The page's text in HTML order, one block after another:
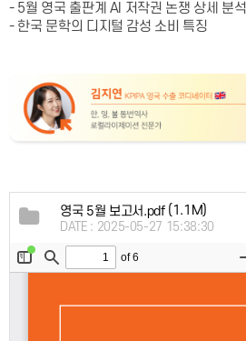
- 5월 영국 출판계 AI 저작권 논쟁 상세 분석
- 한국 문학의 디지털 감성 소비 특징
영국 5월 보고서.pdf(1.1M)
DATE : 2025-05-27 15:38:30